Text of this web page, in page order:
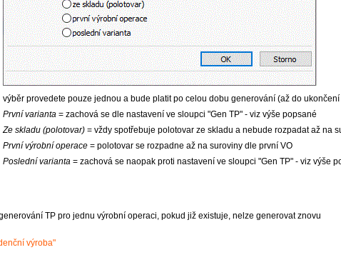
výběr provedete pouze jednou a bude platit po celou dobu generování (až do
První varianta= zachová se dle nastavení ve sloupci "Gen TP" - viz výše popsané
Ze skladu (polotovar)= vždy spotřebuje polotovar ze skladu a nebude rozpadat až na
První výrobní operace= polotovar se rozpadne až na suroviny dle první VO
Poslední varianta= zachová se naopak proti nastavení ve sloupci "Gen TP" - viz výše
TP pro jednu výrobní operaci, pokud již existuje, nelze generovat znovu
výroba"